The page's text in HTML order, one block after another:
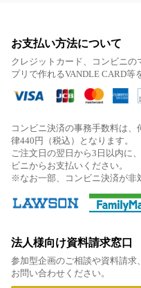
お支払い方法について
クレジットカード、コンビニ
プリで作れるVANDLE CARD等
コンビニ決済の事務手数料は
律440円（税込）となります。
ご注文日の翌日から3日以内に
ビニからお支払いください。
※なお一部、コンビニ決済が非
法人様向け資料請求窓口
参加型企画のご相談や資料請求
お問い合わせください。